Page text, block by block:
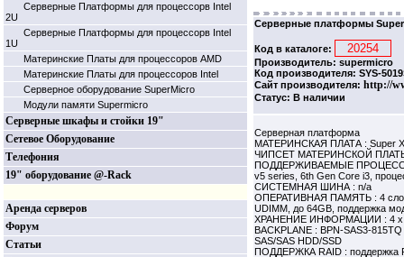
Серверные Платформы для процессорв Intel
2U
Серверные Платформы для процессорв Intel
1U
Материнские Платы для процессоров AMD
Материнские Платы для процессоров Intel
Серверное оборудование SuperMicro
Модули памяти Supermicro
Серверные шкафы и стойки 19"
Сетевое Оборудование
Телефония
19" оборудование @-Rack
Аренда серверов
Форум
Статьи
Серверные платформы
Код в каталоге:
Производитель: supermicro
Код производителя: SYS-
Сайт производителя: http://
Статус: В наличии
Серверная платформа
МАТЕРИНСКАЯ ПЛАТА : Super
ЧИПСЕТ МАТЕРИНСКОЙ ПЛАТЫ
ПОДДЕРЖИВАЕМЫЕ
v5 series, 6th Gen Core i3,
СИСТЕМНАЯ ШИНА : n/a
ОПЕРАТИВНАЯ ПАМЯТЬ : 4
UDIMM, до 64GB, поддержка
ХРАНЕНИЕ ИНФОРМАЦИИ : 4 x
BACKPLANE : BPN-SAS3-
SAS/SAS HDD/SSD
ПОДДЕРЖКА RAID : поддержка